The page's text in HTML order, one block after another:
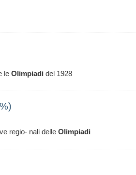
le Olimpiadi del 1928
regio- nali delle Olimpiadi